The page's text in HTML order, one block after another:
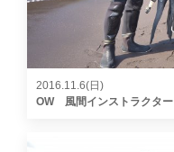
2016.11.6(日)
OW 風間インストラクター